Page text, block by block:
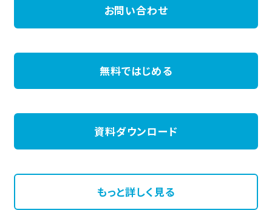
お問い合わせ
無料ではじめる
資料ダウンロード
もっと詳しく見る